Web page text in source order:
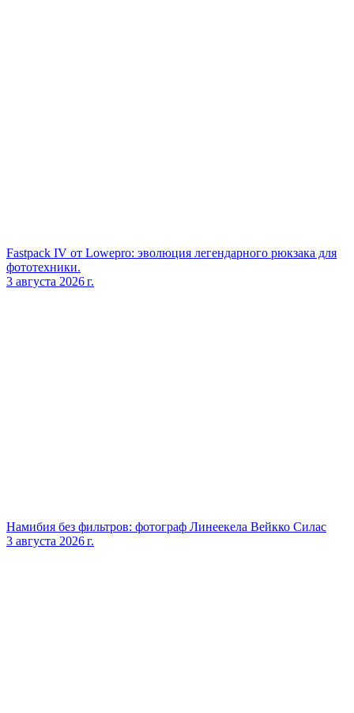
Fastpack IV от Lowepro: эволюция легендарного рюкзака для
фототехники.
3 августа 2026 г.
Намибия без фильтров: фотограф Линеекела Вейкко Силас
3 августа 2026 г.